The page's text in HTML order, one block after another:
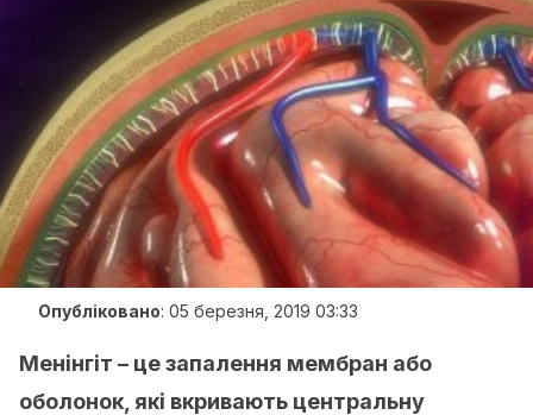
Опубліковано: 05 березня, 2019 03:33
Менінгіт – це запалення мембран або
оболонок, які вкривають центральну